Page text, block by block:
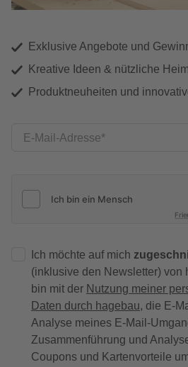
Exklusive Angebote und
Kreative Ideen & nützliche
Produktneuheiten und
E-Mail-Adresse
Ich möchte auf mich
(inklusive den Newsletter) von
bin mit der Nutzung meiner
Daten durch hagebau, die E-
Analyse meines E-Mail-
Zusammenführung und
Coupons und Kartenvorteile